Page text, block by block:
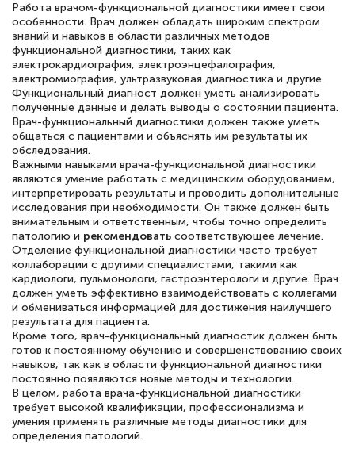
Работа врачом-функциональной диагностики имеет свои
особенности. Врач должен обладать широким спектром
знаний и навыков в области различных методов
функциональной диагностики, таких как
электрокардиография, электроэнцефалография,
электромиография, ультразвуковая диагностика и другие.
Функциональный диагност должен уметь анализировать
полученные данные и делать выводы о состоянии пациента.
Врач-функциональный диагностики должен также уметь
общаться с пациентами и объяснять им результаты их
обследования.
Важными навыками врача-функциональной диагностики
являются умение работать с медицинским оборудованием,
интерпретировать результаты и проводить дополнительные
исследования при необходимости. Он также должен быть
внимательным и ответственным, чтобы точно определить
патологию и рекомендовать соответствующее лечение.
Отделение функциональной диагностики часто требует
коллаборации с другими специалистами, такими как
кардиологи, пульмонологи, гастроэнтерологи и другие. Врач
должен уметь эффективно взаимодействовать с коллегами
и обмениваться информацией для достижения наилучшего
результата для пациента.
Кроме того, врач-функциональный диагностик должен быть
готов к постоянному обучению и совершенствованию своих
навыков, так как в области функциональной диагностики
постоянно появляются новые методы и технологии.
В целом, работа врача-функциональной диагностики
требует высокой квалификации, профессионализма и
умения применять различные методы диагностики для
определения патологий.